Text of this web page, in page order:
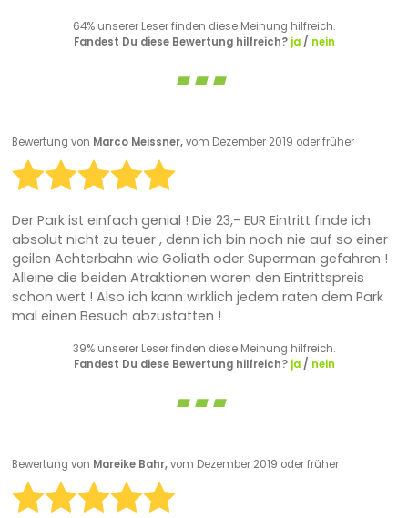
64% unserer Leser finden diese Meinung hilfreich.
Fandest Du diese Bewertung hilfreich? ja/ nein
Bewertung von Marco Meissner,vom Dezember 2019 oder früher
Der Park ist einfach genial ! Die 23,- EUR Eintritt finde ich
absolut nicht zu teuer , denn ich bin noch nie auf so einer
geilen Achterbahn wie Goliath oder Superman gefahren !
Alleine die beiden Atraktionen waren den Eintrittspreis
schon wert ! Also ich kann wirklich jedem raten dem Park
mal einen Besuch abzustatten !
39% unserer Leser finden diese Meinung hilfreich.
Fandest Du diese Bewertung hilfreich? ja/ nein
Bewertung von Mareike Bahr,vom Dezember 2019 oder früher